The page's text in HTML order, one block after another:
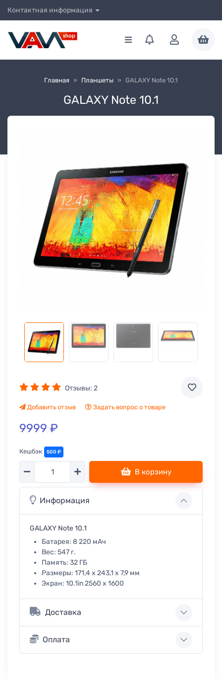
Контактная информация
Главная » Планшеты » GALAXY Note 10.1
GALAXY Note 10.1
Отзывы: 2
Добавить отзыв Задать вопрос о товаре
9999 ₽
Кешбэк 500 ₽
Количество
В корзину
Информация
GALAXY Note 10.1
Батарея: 8 220 мАч
Вес: 547 г.
Память: 32 ГБ
Размеры: 171,4 х 243,1 х 7,9 мм
Экран: 10.1in 2560 х 1600
Доставка
Оплата